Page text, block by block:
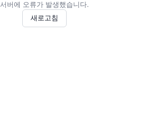
서버에 오류가 발생했습니다.
새로고침